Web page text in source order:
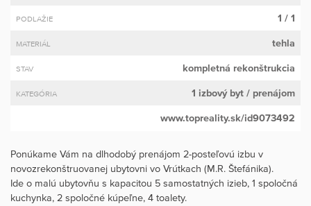
PODLAŽIE 1 / 1
MATERIÁL tehla
STAV kompletná rekonštrukcia
KATEGÓRIA 1 izbový byt / prenájom
www.topreality.sk/id9073492
Ponúkame Vám na dlhodobý prenájom 2-posteľovú izbu v
novozrekonštruovanej ubytovni vo Vrútkach (M.R. Štefánika).
Ide o malú ubytovňu s kapacitou 5 samostatných izieb, 1 spoločná
kuchynka, 2 spoločné kúpeľne, 4 toalety.